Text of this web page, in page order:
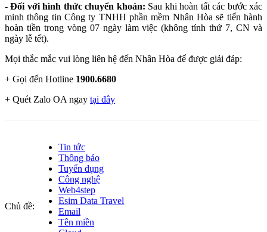
-Đối với hình thức chuyển khoản: Sau khi hoàn tất các bước xác
minh thông tin Công ty TNHH phần mềm Nhân Hòa sẽ tiến hành
hoàn tiền trong vòng 07 ngày làm việc (không tính thứ 7, CN và
ngày lễ tết).
Mọi thắc mắc vui lòng liên hệ đến Nhân Hòa để được giải đáp:
+ Gọi đến Hotline 1900.6680
+ Quét Zalo OA ngay tại đây
Chủ đề:
Tin tức
Thông báo
Tuyển dụng
Công nghệ
Web4step
Esim Data Travel
Email
Tên miền